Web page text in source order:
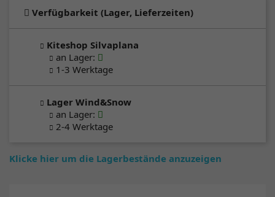
Verfügbarkeit (Lager, Lieferzeiten)
Kiteshop Silvaplana
an Lager:
1-3 Werktage
Lager Wind&Snow
an Lager:
2-4 Werktage
Klicke hier um die Lagerbestände anzuzeigen